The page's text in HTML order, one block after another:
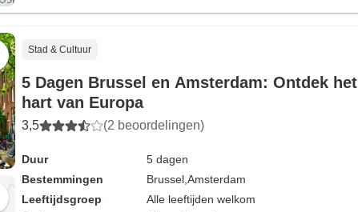
Stad & Cultuur
5 Dagen Brussel en Amsterdam: Ontdek het
hart van Europa
3,5 (2 beoordelingen)
Duur
5 dagen
Bestemmingen
Brussel, Amsterdam
Leeftijdsgroep
Alle leeftijden welkom